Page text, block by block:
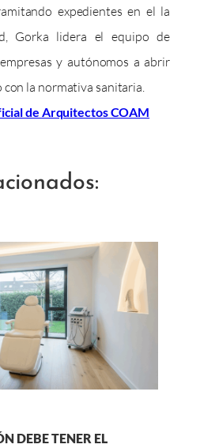
expedientes en el la
Gorka lidera el equipo de
y autónomos a abrir
la normativa sanitaria.
de Arquitectos COAM
DEBE TENER EL